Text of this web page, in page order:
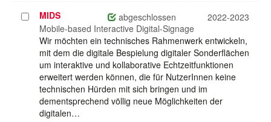
Projekt
auswählen
MIDS abgeschlossen
2022-2023
Mobile-based Interactive Digital-Signage
Wir möchten ein technisches Rahmenwerk entwickeln,
mit dem die digitale Bespielung digitaler Sonderflächen
um interaktive und kollaborative Echtzeitfunktionen
erweitert werden können, die für NutzerInnen keine
technischen Hürden mit sich bringen und im
dementsprechend völlig neue Möglichkeiten der
digitalen…